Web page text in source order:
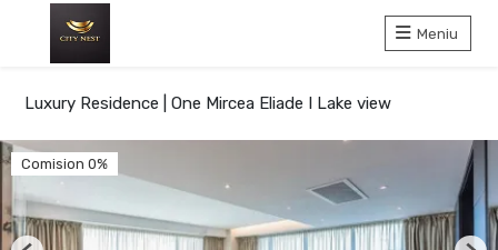
Meniu
Luxury Residence | One Mircea Eliade I Lake view
Comision 0%